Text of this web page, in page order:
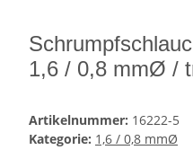
1,6 / 0,8 mmØ /
Artikelnummer: 16222-5
Kategorie: 1,6 / 0,8 mmØ